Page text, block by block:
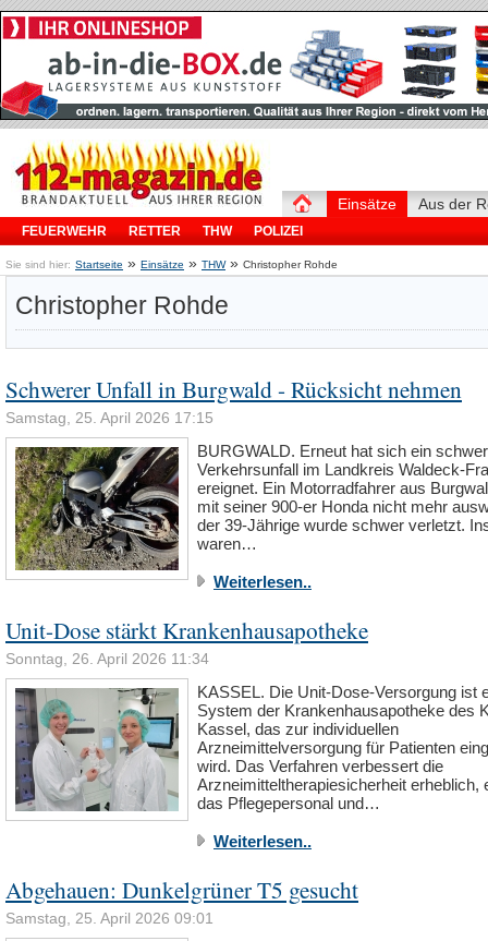
Einsätze
FEUERWEHR RETTER THW POLIZEI
Aus der
Sie sind hier: Startseite » Einsätze » THW » Christopher Rohde
Christopher Rohde
Schwerer Unfall in Burgwald - Rücksicht nehmen
Samstag, 25. April 2026 17:15
BURGWALD. Erneut hat sich ein
Verkehrsunfall im Landkreis Waldeck-
ereignet. Ein Motorradfahrer aus
mit seiner 900-er Honda nicht mehr
der 39-Jährige wurde schwer verletzt.
waren…
Weiterlesen..
Unit-Dose stärkt Krankenhausapotheke
Sonntag, 26. April 2026 11:34
KASSEL. Die Unit-Dose-Versorgung ist
System der Krankenhausapotheke des
Kassel, das zur individuellen
Arzneimittelversorgung für Patienten
wird. Das Verfahren verbessert die
Arzneimitteltherapiesicherheit erheblich,
das Pflegepersonal und…
Weiterlesen..
Abgehauen: Dunkelgrüner T5 gesucht
Samstag, 25. April 2026 09:01